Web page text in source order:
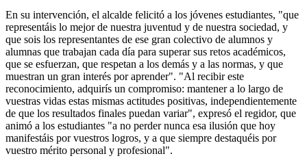
En su intervención, el alcalde felicitó a los jóvenes estudiantes, "que
representáis lo mejor de nuestra juventud y de nuestra sociedad, y
que sois los representantes de ese gran colectivo de alumnos y
alumnas que trabajan cada día para superar sus retos académicos,
que se esfuerzan, que respetan a los demás y a las normas, y que
muestran un gran interés por aprender". "Al recibir este
reconocimiento, adquirís un compromiso: mantener a lo largo de
vuestras vidas estas mismas actitudes positivas, independientemente
de que los resultados finales puedan variar", expresó el regidor, que
animó a los estudiantes "a no perder nunca esa ilusión que hoy
manifestáis por vuestros logros, y a que siempre destaquéis por
vuestro mérito personal y profesional".